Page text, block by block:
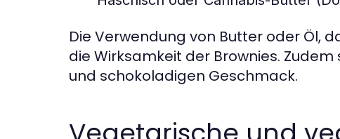
Die Verwendung von Butter oder Öl,
die Wirksamkeit der Brownies.
und schokoladigen Geschmack.